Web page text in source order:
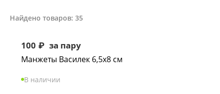
Найдено товаров: 35
100 ₽ за пару
Манжеты Василек 6,5х8 см
В наличии